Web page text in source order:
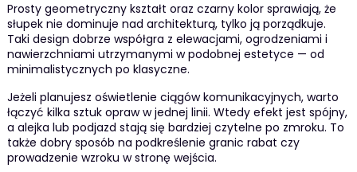
Prosty geometryczny kształt oraz czarny kolor sprawiają, że
słupek nie dominuje nad architekturą, tylko ją porządkuje.
Taki design dobrze współgra z elewacjami, ogrodzeniami i
nawierzchniami utrzymanymi w podobnej estetyce — od
minimalistycznych po klasyczne.
Jeżeli planujesz oświetlenie ciągów komunikacyjnych, warto
łączyć kilka sztuk opraw w jednej linii. Wtedy efekt jest spójny,
a alejka lub podjazd stają się bardziej czytelne po zmroku. To
także dobry sposób na podkreślenie granic rabat czy
prowadzenie wzroku w stronę wejścia.